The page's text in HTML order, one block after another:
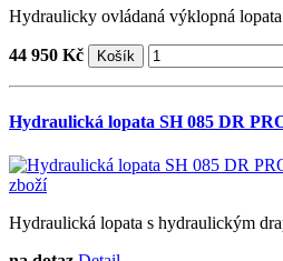
Hydraulicky ovládaná výklopná
44 950 Kč
Hydraulická lopata SH 085 DR
Hydraulická lopata s hydraulickým